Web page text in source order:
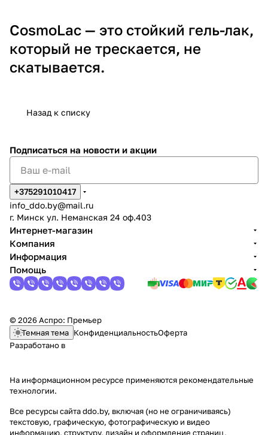
CosmoLac — это стойкий гель-лак,
который не трескается, не
скатывается.
Назад к списку
Подписаться на новости и акции
+375291010417
info_ddo.by@mail.ru
г. Минск ул. Неманская 24 оф.403
Интернет-магазин
Компания
Информация
Помощь
© 2026 Аспро: Премьер
Темная тема КонфиденциальностьОферта
Разработано в
На информационном ресурсе применяются рекомендательные
технологии.
Все ресурсы сайта ddo.by, включая (но не ограничиваясь)
текстовую, графическую, фотографическую и видео
информацию, структуру, дизайн и оформление страниц,